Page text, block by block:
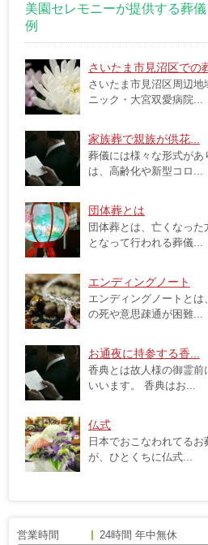
美園セレモニーが提供する葬
例
さいたま市見沼区での
さいたま市見沼区周辺地
ニック・大宮双愛病院...
家族葬で親族が供花...
葬儀には様々な形式が
は、高齢化や新型コロ...
団体葬とは
団体葬とは、亡くなっ
となって行われる葬儀...
エンディングノート
エンディングノートと
の死や意思疎通が困難...
お通夜に持参する香...
香典とは故人様の御霊
いいます。 香典はお...
仏式
日本でおこなわれてる
が、ひとくちに仏式...
営業時間 24時間 年中無休